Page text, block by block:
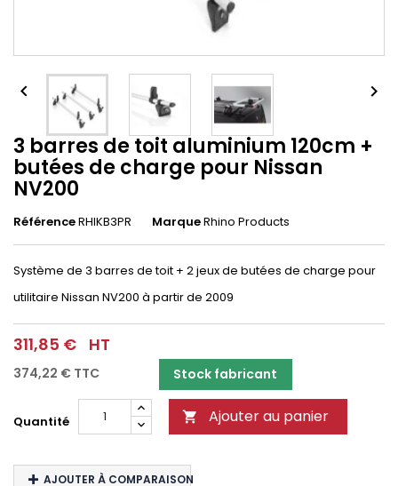
 
3 barres de toit aluminium 120cm +
butées de charge pour Nissan
NV200
RéférenceRHIKB3PR MarqueRhino Products
Système de 3 barres de toit + 2 jeux de butées de charge pour
utilitaire Nissan NV200 à partir de 2009
311,85 € HT
374,22 € TTC Stock fabricant
Quantité  Ajouter au panier
AJOUTER À COMPARAISON